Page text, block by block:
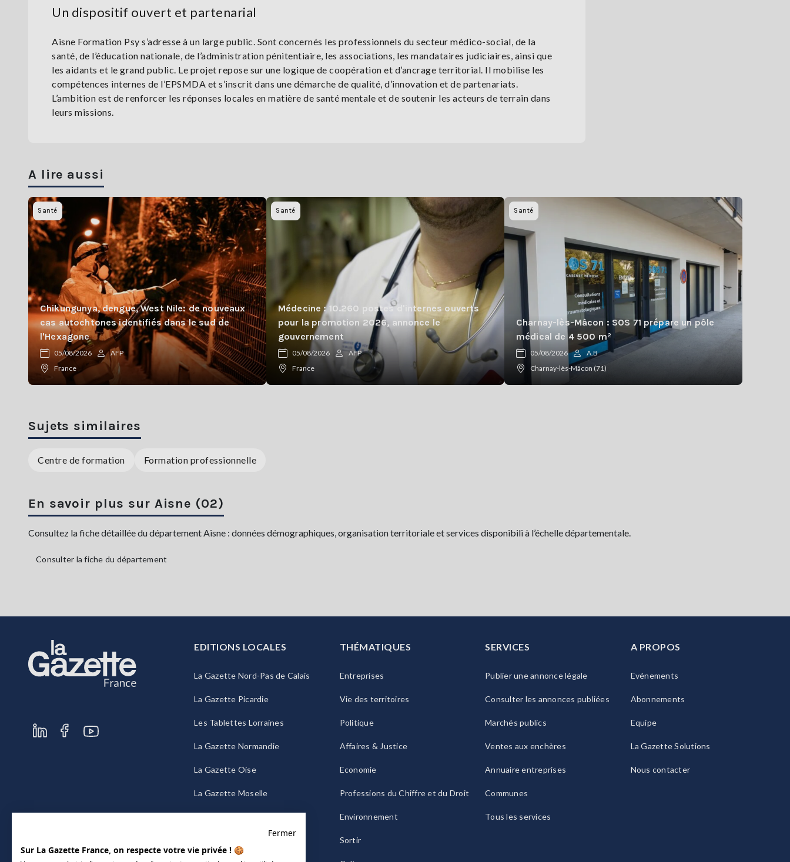
Un dispositif ouvert et partenarial
Aisne Formation Psy s’adresse à un large public. Sont concernés les professionnels du secteur médico-social, de la
santé, de l’éducation nationale, de l’administration pénitentiaire, les associations, les mandataires judiciaires, ainsi que
les aidants et le grand public. Le projet repose sur une logique de coopération et d’ancrage territorial. Il mobilise les
compétences internes de l’EPSMDA et s’inscrit dans une démarche de qualité, d’innovation et de partenariats.
L’ambition est de renforcer les réponses locales en matière de santé mentale et de soutenir les acteurs de terrain dans
leurs missions.
A lire aussi
Santé
Chikungunya, dengue, West Nile: de nouveaux
cas autochtones identifiés dans le sud de
l'Hexagone
05/08/2026
AFP
France
Santé
Médecine : 10.260 postes d'internes ouverts
pour la promotion 2026, annonce le
gouvernement
05/08/2026
AFP
France
Santé
Charnay-lès-Mâcon : SOS 71 prépare un pôle
médical de 4 500 m²
05/08/2026
A.B
Charnay-lès-Mâcon (71)
Sujets similaires
Centre de formation Formation professionnelle
En savoir plus sur Aisne (02)
Consultez la fiche détaillée du département Aisne : données démographiques, organisation territoriale et services disponibili à l’échelle départementale.
Consulter la fiche du département
EDITIONS LOCALES
La Gazette Nord-Pas de Calais
La Gazette Picardie
Les Tablettes Lorraines
La Gazette Normandie
La Gazette Oise
La Gazette Moselle
THÉMATIQUES
Entreprises
Vie des territoires
Politique
Affaires & Justice
Economie
Professions du Chiffre et du Droit
Environnement
Sortir
SERVICES
Publier une annonce légale
Consulter les annonces publiées
Marchés publics
Ventes aux enchères
Annuaire entreprises
Communes
Tous les services
A PROPOS
Evénements
Abonnements
Equipe
La Gazette Solutions
Nous contacter
Fermer
Sur La Gazette France, on respecte votre vie privée ! 🍪